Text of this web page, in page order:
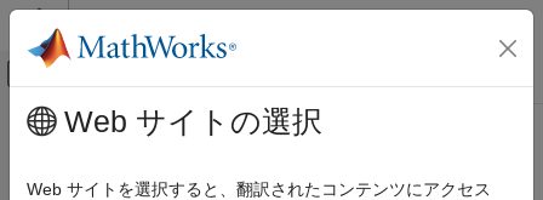
コンテンツへスキップ
オフキャンバス ナビゲーション メ
ドキュメンテーションのホーム
メインコンテンツ
オンライン推定
Web サイトの選択
Web サイトを選択すると、翻訳されたコンテンツにアクセス